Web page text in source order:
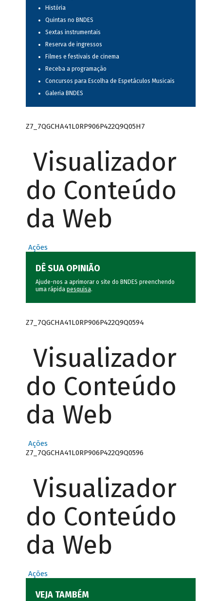
História
Quintas no BNDES
Sextas instrumentais
Reserva de ingressos
Filmes e festivais de cinema
Receba a programação
Concursos para Escolha de Espetáculos Musicais
Galeria BNDES
Z7_7QGCHA41L0RP906P422Q9Q05H7
Visualizador
do Conteúdo
da Web
Ações
DÊ SUA OPINIÃO
Ajude-nos a aprimorar o site do BNDES preenchendo
uma rápida pesquisa.
Z7_7QGCHA41L0RP906P422Q9Q0594
Visualizador
do Conteúdo
da Web
Ações
Z7_7QGCHA41L0RP906P422Q9Q0596
Visualizador
do Conteúdo
da Web
Ações
VEJA TAMBÉM